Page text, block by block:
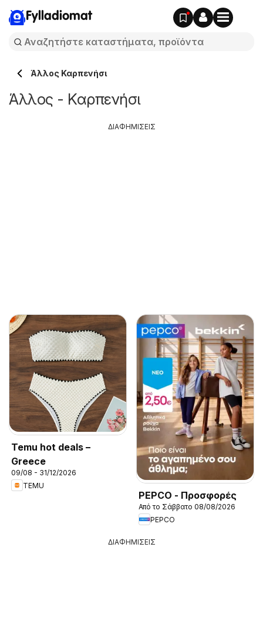
Fylladiomat
Άλλος Καρπενήσι
Άλλος - Καρπενήσι
Temu hot deals –
Greece
09/08 - 31/12/2026
TEMU
PEPCO - Προσφορές
Από το Σάββατο 08/08/2026
PEPCO
ΔΙΑΦΗΜΙΣΕΙΣ
ΔΙΑΦΗΜΙΣΕΙΣ